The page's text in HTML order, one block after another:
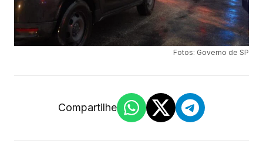
Fotos: Governo de SP
Compartilhe